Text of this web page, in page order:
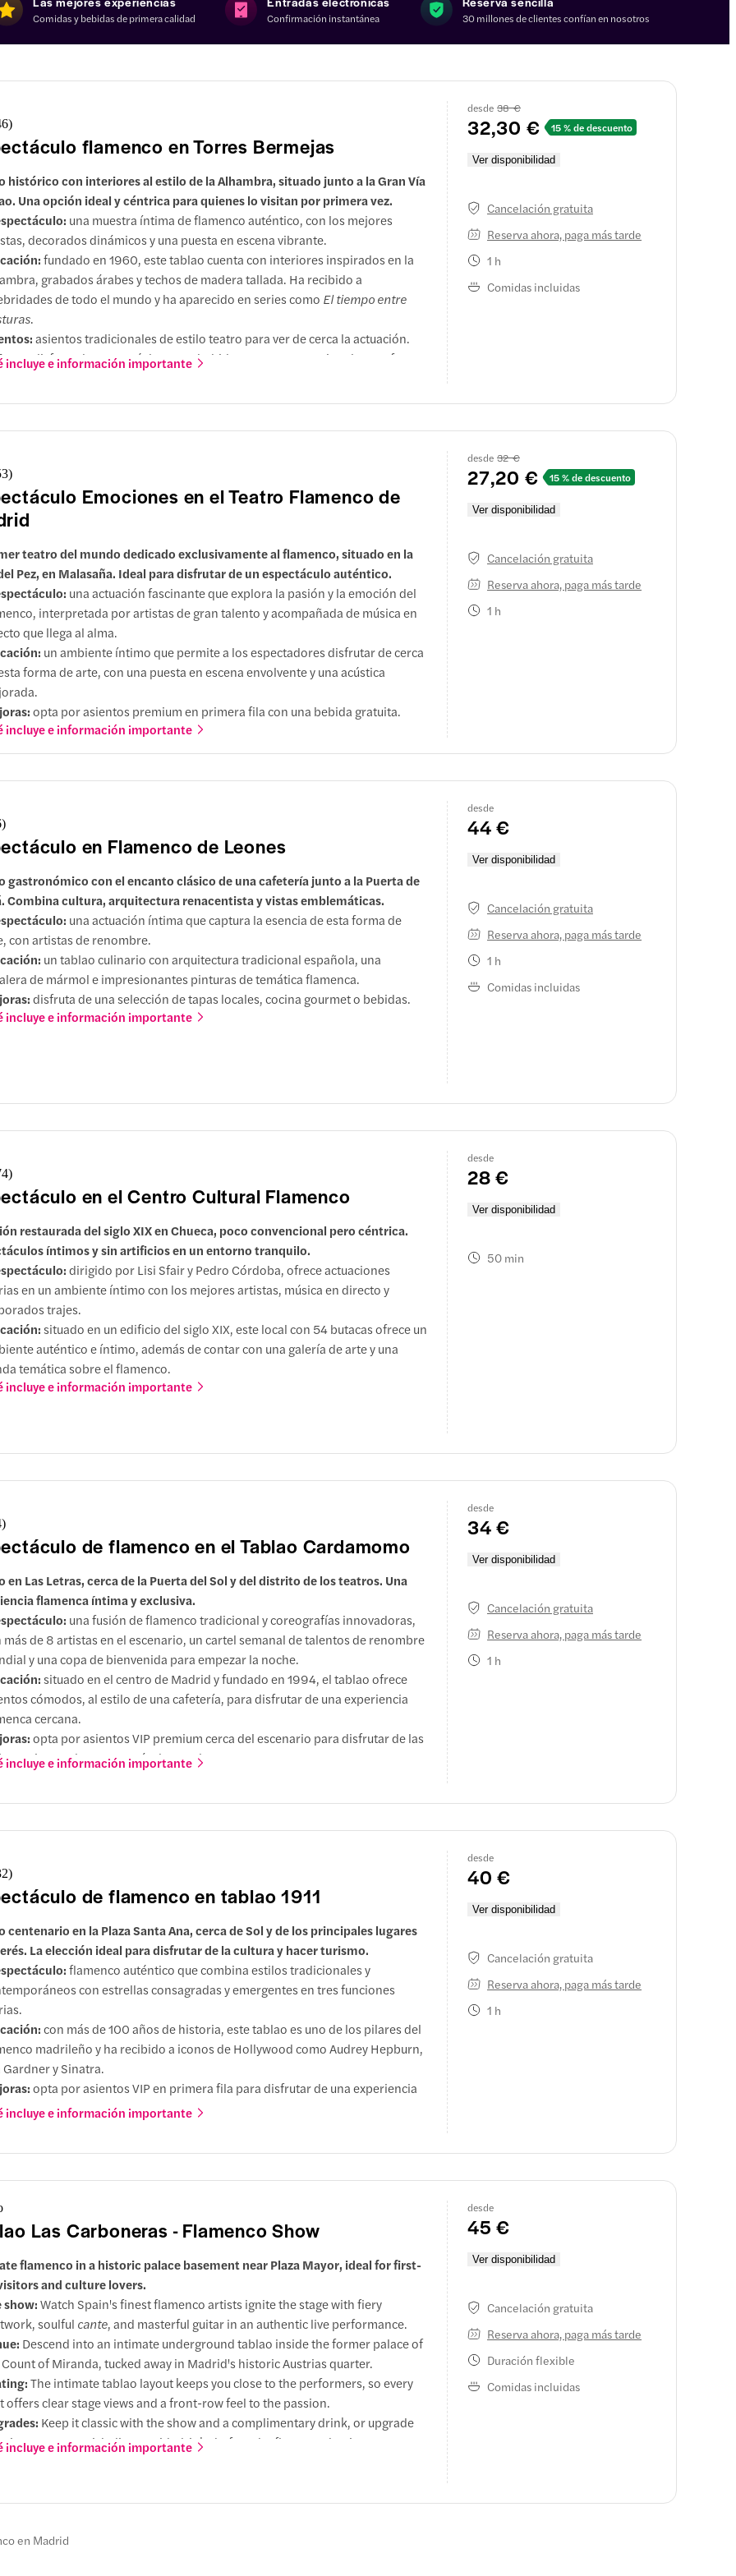
Comidas y bebidas de primera calidad Confirmación instantánea 30 millones de clientes confían en nosotros
)
flamenco en Torres Bermejas
desde 38 €
32,30 € 15 % de descuento
Ver disponibilidad
Cancelación gratuita
Reserva ahora, paga más tarde
1 h
Comidas incluidas
histórico con interiores al estilo de la Alhambra, situado junto a la Gran Vía
Una opción ideal y céntrica para quienes lo visitan por primera vez.
una muestra íntima de flamenco auténtico, con los mejores
decorados dinámicos y una puesta en escena vibrante.
fundado en 1960, este tablao cuenta con interiores inspirados en la
grabados árabes y techos de madera tallada. Ha recibido a
de todo el mundo y ha aparecido en series como El tiempo entre
.
asientos tradicionales de estilo teatro para ver de cerca la actuación.
disfruta de un menú de tapas, bebidas o una cena opcional, que ofrece
incluye e información importante
)
Emociones en el Teatro Flamenco de
desde 32 €
27,20 € 15 % de descuento
Ver disponibilidad
Cancelación gratuita
Reserva ahora, paga más tarde
1 h
teatro del mundo dedicado exclusivamente al flamenco, situado en la
Pez, en Malasaña. Ideal para disfrutar de un espectáculo auténtico.
una actuación fascinante que explora la pasión y la emoción del
interpretada por artistas de gran talento y acompañada de música en
que llega al alma.
un ambiente íntimo que permite a los espectadores disfrutar de cerca
forma de arte, con una puesta en escena envolvente y una acústica
opta por asientos premium en primera fila con una bebida gratuita.
incluye e información importante
)
en Flamenco de Leones
desde
44 €
Ver disponibilidad
Cancelación gratuita
Reserva ahora, paga más tarde
1 h
Comidas incluidas
gastronómico con el encanto clásico de una cafetería junto a la Puerta de
Combina cultura, arquitectura renacentista y vistas emblemáticas.
una actuación íntima que captura la esencia de esta forma de
con artistas de renombre.
un tablao culinario con arquitectura tradicional española, una
de mármol e impresionantes pinturas de temática flamenca.
disfruta de una selección de tapas locales, cocina gourmet o bebidas.
incluye e información importante
)
en el Centro Cultural Flamenco
desde
28 €
Ver disponibilidad
50 min
restaurada del siglo XIX en Chueca, poco convencional pero céntrica.
íntimos y sin artificios en un entorno tranquilo.
dirigido por Lisi Sfair y Pedro Córdoba, ofrece actuaciones
en un ambiente íntimo con los mejores artistas, música en directo y
trajes.
situado en un edificio del siglo XIX, este local con 54 butacas ofrece un
auténtico e íntimo, además de contar con una galería de arte y una
temática sobre el flamenco.
incluye e información importante
)
de flamenco en el Tablao Cardamomo
desde
34 €
Ver disponibilidad
Cancelación gratuita
Reserva ahora, paga más tarde
1 h
en Las Letras, cerca de la Puerta del Sol y del distrito de los teatros. Una
flamenca íntima y exclusiva.
una fusión de flamenco tradicional y coreografías innovadoras,
más de 8 artistas en el escenario, un cartel semanal de talentos de renombre
y una copa de bienvenida para empezar la noche.
situado en el centro de Madrid y fundado en 1994, el tablao ofrece
cómodos, al estilo de una cafetería, para disfrutar de una experiencia
cercana.
opta por asientos VIP premium cerca del escenario para disfrutar de las
vistas y de un espectáculo envolvente.
incluye e información importante
)
de flamenco en tablao 1911
desde
40 €
Ver disponibilidad
Cancelación gratuita
Reserva ahora, paga más tarde
1 h
centenario en la Plaza Santa Ana, cerca de Sol y de los principales lugares
La elección ideal para disfrutar de la cultura y hacer turismo.
flamenco auténtico que combina estilos tradicionales y
con estrellas consagradas y emergentes en tres funciones
con más de 100 años de historia, este tablao es uno de los pilares del
madrileño y ha recibido a iconos de Hollywood como Audrey Hepburn,
Gardner y Sinatra.
opta por asientos VIP en primera fila para disfrutar de una experiencia
cercana.
incluye e información importante
Las Carboneras - Flamenco Show
desde
45 €
Ver disponibilidad
Cancelación gratuita
Reserva ahora, paga más tarde
Duración flexible
Comidas incluidas
flamenco in a historic palace basement near Plaza Mayor, ideal for first-
and culture lovers.
show:Watch Spain's finest flamenco artists ignite the stage with fiery
soulful cante, and masterful guitar in an authentic live performance.
Descend into an intimate underground tablao inside the former palace of
of Miranda, tucked away in Madrid's historic Austrias quarter.
The intimate tablao layout keeps you close to the performers, so every
offers clear stage views and a front-row feel to the passion.
Keep it classic with the show and a complimentary drink, or upgrade
six-course Spanish dinner with drinks before the flamenco begins.
incluye e información importante
en Madrid